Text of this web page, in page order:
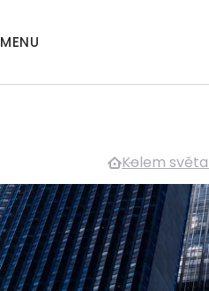
MENU
Kolem světa